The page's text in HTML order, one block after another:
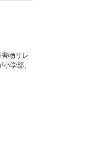
物リレ
学部、